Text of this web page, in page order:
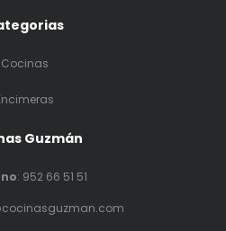
Cocinas
Guzmán
: 952 66 51 51